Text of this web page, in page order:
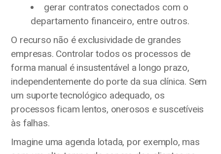
gerar contratos conectados com o
departamento financeiro, entre outros.
O recurso não é exclusividade de grandes
empresas. Controlar todos os processos de
forma manual é insustentável a longo prazo,
independentemente do porte da sua clínica. Sem
um suporte tecnológico adequado, os
processos ficam lentos, onerosos e suscetíveis
às falhas.
Imagine uma agenda lotada, por exemplo, mas